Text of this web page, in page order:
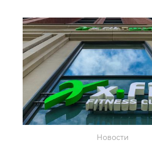
Новости